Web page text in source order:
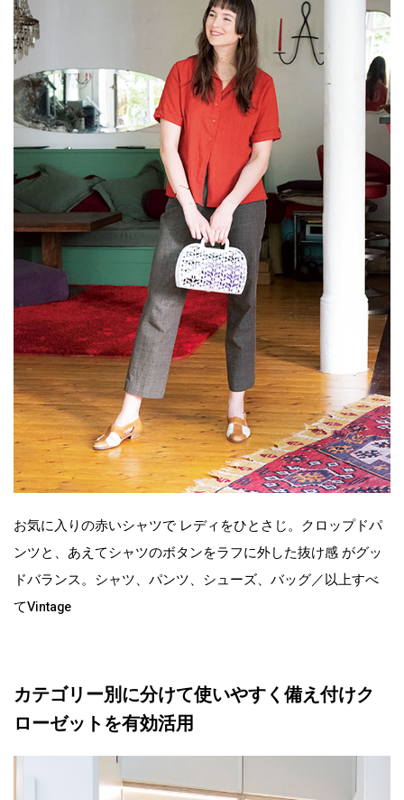
お気に入りの赤いシャツで レディをひとさじ。クロップドパ
ンツと、あえてシャツのボタンをラフに外した抜け感 がグッ
ドバランス。シャツ、パンツ、シューズ、バッグ／以上すべ
てVintage
カテゴリー別に分けて使いやすく備え付けク
ローゼットを有効活用